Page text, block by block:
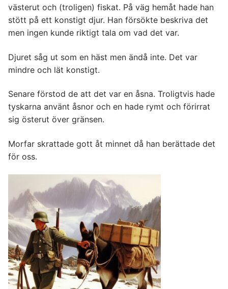
västerut och (troligen) fiskat. På väg hemåt hade han
stött på ett konstigt djur. Han försökte beskriva det
men ingen kunde riktigt tala om vad det var.
Djuret såg ut som en häst men ändå inte. Det var
mindre och lät konstigt.
Senare förstod de att det var en åsna. Troligtvis hade
tyskarna använt åsnor och en hade rymt och förirrat
sig österut över gränsen.
Morfar skrattade gott åt minnet då han berättade det
för oss.